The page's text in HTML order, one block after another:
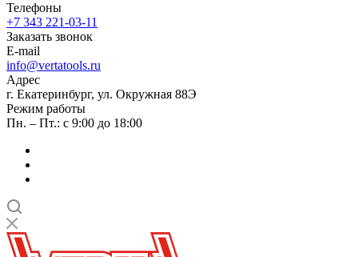
Телефоны
+7 343 221-03-11
Заказать звонок
E-mail
info@vertatools.ru
Адрес
г. Екатеринбург, ул. Окружная 88Э
Режим работы
Пн. – Пт.: с 9:00 до 18:00